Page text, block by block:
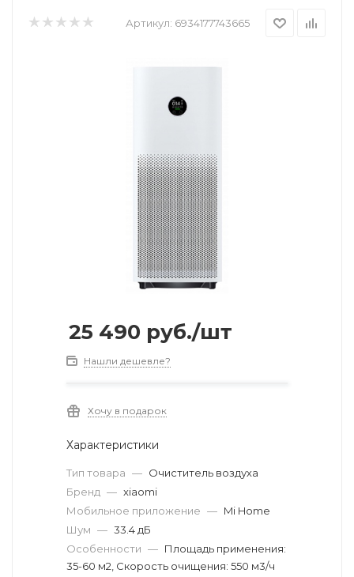
Артикул: 6934177743665
25 490 руб./шт
Нашли дешевле?
Хочу в подарок
Характеристики
Тип товара — Очиститель воздуха
Бренд — xiaomi
Мобильное приложение — Mi Home
Шум — 33.4 дБ
Особенности — Площадь применения:
35-60 м2, Скорость очищения: 550 м3/ч